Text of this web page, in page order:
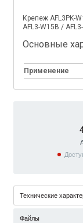
Крепеж AFL3PK-
AFL3-W15B /
Основные
Применение
Технические
Файлы